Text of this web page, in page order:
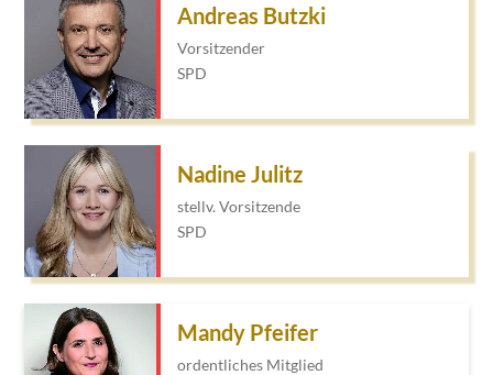
Andreas Butzki
Vorsitzender
SPD
Nadine Julitz
stellv. Vorsitzende
SPD
Mandy Pfeifer
ordentliches Mitglied